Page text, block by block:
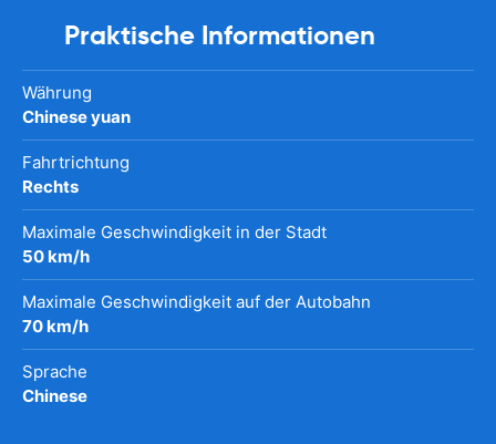
Praktische Informationen
Währung
Chinese yuan
Fahrtrichtung
Rechts
Maximale Geschwindigkeit in der Stadt
50 km/h
Maximale Geschwindigkeit auf der Autobahn
70 km/h
Sprache
Chinese